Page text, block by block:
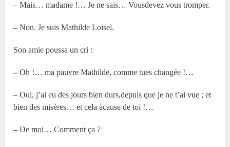
– Mais… madame !… Je ne sais… Vousdevez vous tromper.
– Non. Je suis Mathilde Loisel.
Son amie poussa un cri :
– Oh !… ma pauvre Mathilde, comme tues changée !…
– Oui, j’ai eu des jours bien durs,depuis que je ne t’ai vue ; et
bien des misères… et cela àcause de toi !…
– De moi… Comment ça ?